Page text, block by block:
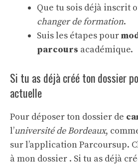
Que tu sois déjà inscrit
changer de formation.
Suis les étapes pour
parcours académique.
Si tu as déjà créé ton dossier
actuelle
Pour déposer ton dossier de
l’université de Bordeaux,
sur l’application Parcoursup.
à mon dossier . Si tu as déjà